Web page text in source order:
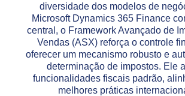
diversidade dos modelos de
Microsoft Dynamics 365 Finance
central, o Framework Avançado de
Vendas (ASX) reforça o controle
oferecer um mecanismo robusto e
determinação de impostos. Ele
funcionalidades fiscais padrão,
melhores práticas